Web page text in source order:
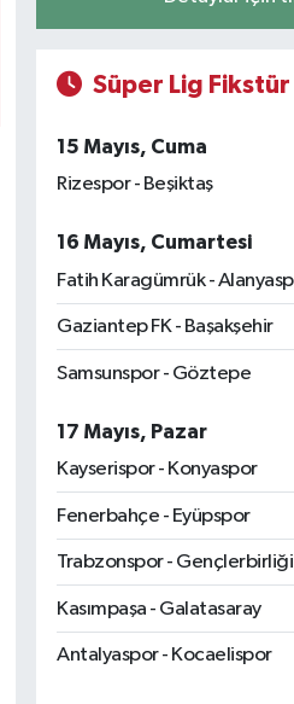
Süper Lig Fikstür
15 Mayıs, Cuma
Rizespor - Beşiktaş
16 Mayıs, Cumartesi
Fatih Karagümrük -
Gaziantep FK - Başakşehir
Samsunspor - Göztepe
17 Mayıs, Pazar
Kayserispor - Konyaspor
Fenerbahçe - Eyüpspor
Trabzonspor - Gençlerbirliği
Kasımpaşa - Galatasaray
Antalyaspor - Kocaelispor